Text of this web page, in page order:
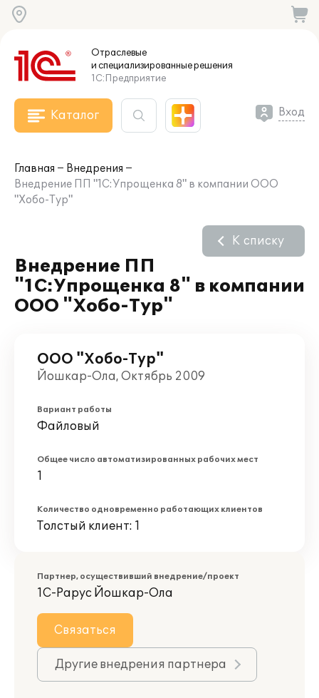
Отраслевые
и специализированныерешения
1С:Предприятие
Каталог Вход
Главная
Внедрения
Внедрение ПП "1С:Упрощенка 8" в компании ООО
"Хобо-Тур"
Внедрение ПП
"1С:Упрощенка 8" в компании
ООО "Хобо-Тур"
К списку
ООО "Хобо-Тур"
Йошкар-Ола, Октябрь 2009
Вариант работы
Файловый
Общее число автоматизированных рабочих мест
1
Количество одновременно работающих клиентов
Толстый клиент: 1
Партнер, осуществивший внедрение/проект
1С-Рарус Йошкар-Ола
Связаться
Другие внедрения партнера